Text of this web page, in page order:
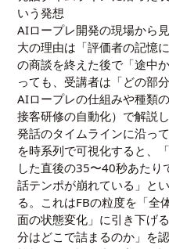
いう発想
AIロープレ開発の現場から
大の理由は「評価者の記憶
の商談を終えた後で「途中
っても、受講者は「どの部
AIロープレの仕組みや種類
接客研修の自動化） で解説
発話のタイムラインに沿っ
を時系列で可視化すると、
した直後の35〜40秒あたり
話テンポが崩れている」と
る。これはFBの粒度を「全
面の状態変化」に引き下げ
分はどこで詰まるのか」を